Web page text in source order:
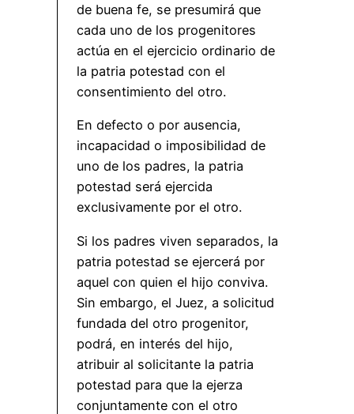
de buena fe, se presumirá que
cada uno de los progenitores
actúa en el ejercicio ordinario de
la patria potestad con el
consentimiento del otro.
En defecto o por ausencia,
incapacidad o imposibilidad de
uno de los padres, la patria
potestad será ejercida
exclusivamente por el otro.
Si los padres viven separados, la
patria potestad se ejercerá por
aquel con quien el hijo conviva.
Sin embargo, el Juez, a solicitud
fundada del otro progenitor,
podrá, en interés del hijo,
atribuir al solicitante la patria
potestad para que la ejerza
conjuntamente con el otro